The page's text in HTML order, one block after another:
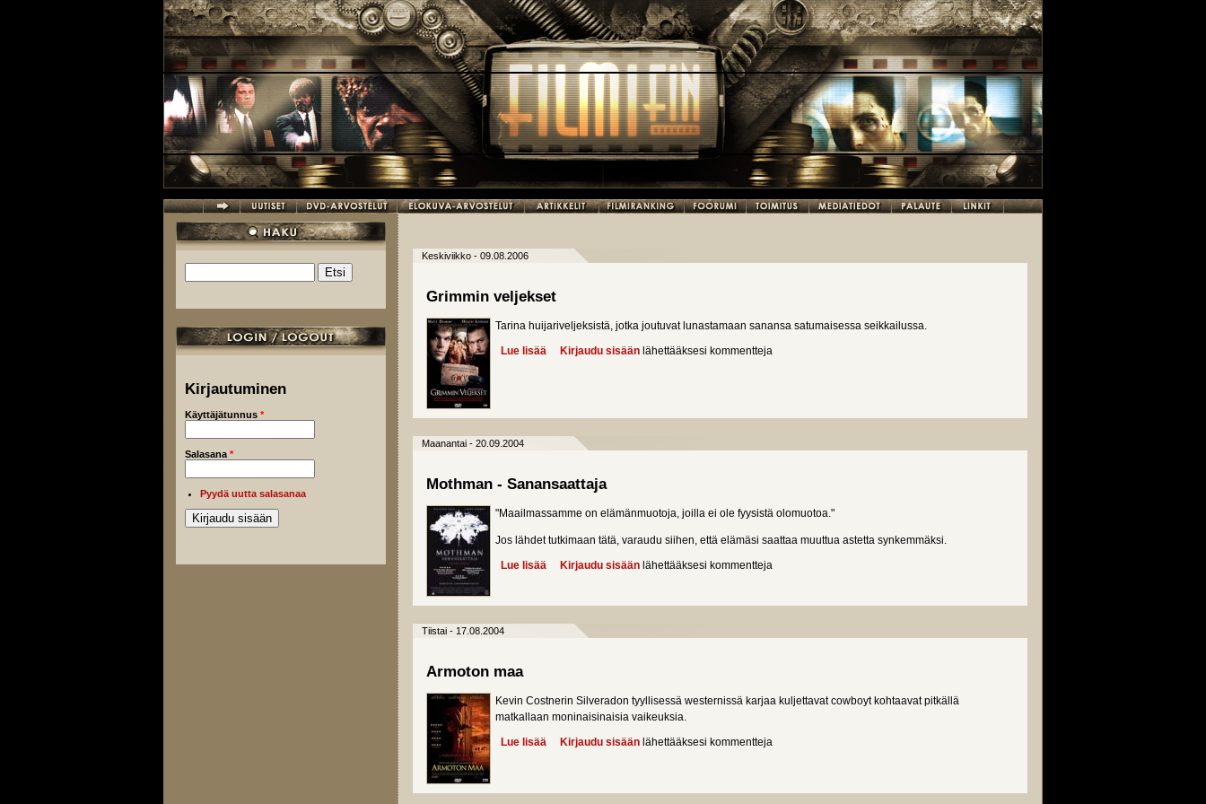
Hakulomake
Kirjautuminen
Käyttäjätunnus *
Salasana *
Pyydä uutta salasanaa
Keskiviikko - 09.08.2006
Grimmin veljekset
Tarina huijariveljeksistä, jotka joutuvat lunastamaan sanansa satumaisessa seikkailussa.
Lue lisää about Grimmin veljekset
Kirjaudu sisään lähettääksesi kommentteja
Maanantai - 20.09.2004
Mothman - Sanansaattaja
"Maailmassamme on elämänmuotoja, joilla ei ole fyysistä olomuotoa."
Jos lähdet tutkimaan tätä, varaudu siihen, että elämäsi saattaa muuttua astetta synkemmäksi.
Lue lisää about Mothman - Sanansaattaja
Kirjaudu sisään lähettääksesi kommentteja
Tiistai - 17.08.2004
Armoton maa
Kevin Costnerin Silveradon tyyllisessä westernissä karjaa kuljettavat cowboyt kohtaavat pitkällä
matkallaan moninaisinaisia vaikeuksia.
Lue lisää about Armoton maa
Kirjaudu sisään lähettääksesi kommentteja